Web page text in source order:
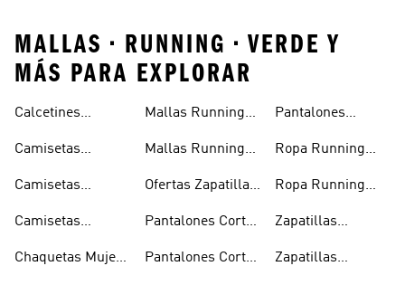
MALLAS • RUNNING • VERDE Y
MÁS PARA EXPLORAR
Calcetines
Camisetas
Camisetas
Camisetas
Chaquetas Mujer
Mallas Running
Mallas Running
Ofertas Zapatillas
Pantalones Cortos
Pantalones Cortos
Pantalones
Ropa Running
Ropa Running
Zapatillas
Zapatillas